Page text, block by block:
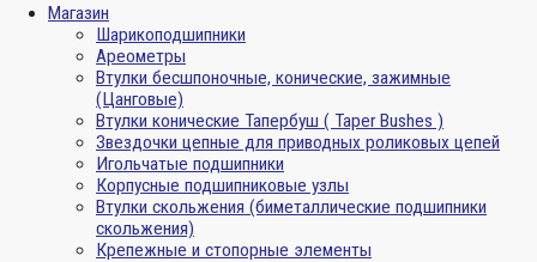
Магазин
Шарикоподшипники
Ареометры
Втулки бесшпоночные, конические, зажимные
(Цанговые)
Втулки конические Тапербуш ( Taper Bushes )
Звездочки цепные для приводных роликовых цепей
Игольчатые подшипники
Корпусные подшипниковые узлы
Втулки скольжения (биметаллические подшипники
скольжения)
Крепежные и стопорные элементы